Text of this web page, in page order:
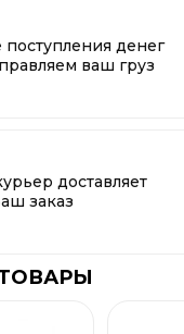
поступления денег
ваш груз
доставляет
заказ